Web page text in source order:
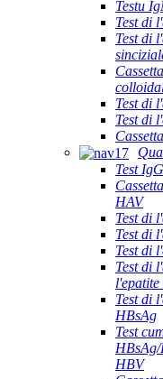
Testu
Test di
Test di
Test di
Test di
Test
HAV
Test di
Test di
Test di
Test di
l'epatite
Test di
HBsAg
Test
HBV